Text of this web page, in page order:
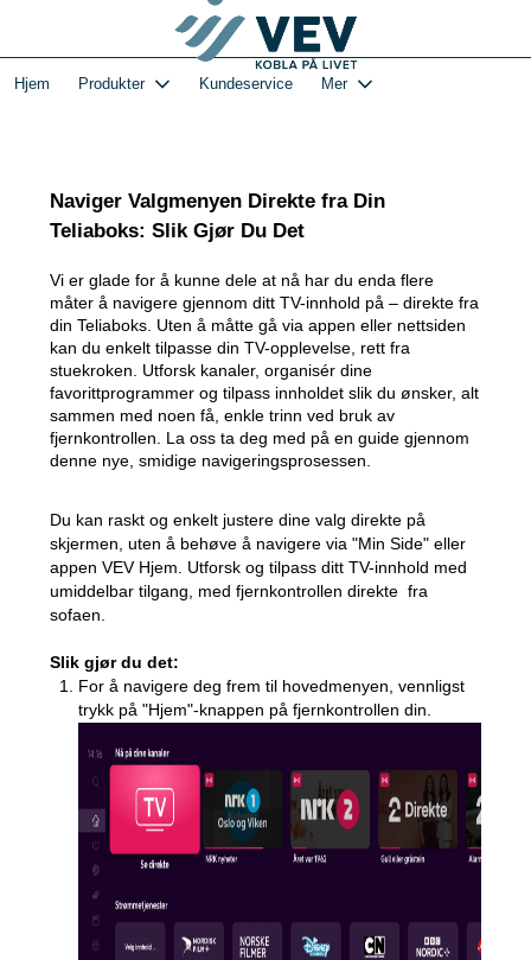
hovedinnhold
1-VEVs Hjemmeside og kundeportal - Hjem
Hjem Produkter Kundeservice Mer
Naviger Valgmenyen Direkte fra Din
Teliaboks: Slik Gjør Du Det
Vi er glade for å kunne dele at nå har du enda flere
måter å navigere gjennom ditt TV-innhold på – direkte fra
din Teliaboks. Uten å måtte gå via appen eller nettsiden
kan du enkelt tilpasse din TV-opplevelse, rett fra
stuekroken. Utforsk kanaler, organisér dine
favorittprogrammer og tilpass innholdet slik du ønsker, alt
sammen med noen få, enkle trinn ved bruk av
fjernkontrollen. La oss ta deg med på en guide gjennom
denne nye, smidige navigeringsprosessen.
Du kan raskt og enkelt justere dine valg direkte på
skjermen, uten å behøve å navigere via "Min Side" eller
appen VEV Hjem. Utforsk og tilpass ditt TV-innhold med
umiddelbar tilgang, med fjernkontrollen direkte fra
sofaen.
Slik gjør du det:
For å navigere deg frem til hovedmenyen, vennligst
trykk på "Hjem"-knappen på fjernkontrollen din.